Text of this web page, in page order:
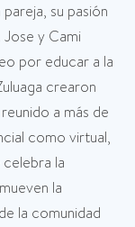
su pasión
y Cami
por educar a la
crearon
a más de
como virtual,
la
la
la comunidad